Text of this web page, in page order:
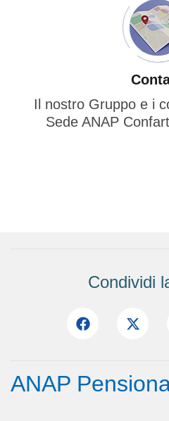
Il nostro Gruppo e i
Sede ANAP
Condividi
ANAP